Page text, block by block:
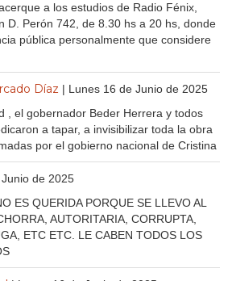
a los estudios de Radio Fénix,
D. Perón 742, de 8.30 hs a 20 hs, donde
pública personalmente que considere
Díaz | Lunes 16 de Junio de 2025
, el gobernador Beder Herrera y todos
a tapar, a invisibilizar toda la obra
por el gobierno nacional de Cristina
de 2025
ES QUERIDA PORQUE SE LLEVO AL
AUTORITARIA, CORRUPTA,
ETC ETC. LE CABEN TODOS LOS